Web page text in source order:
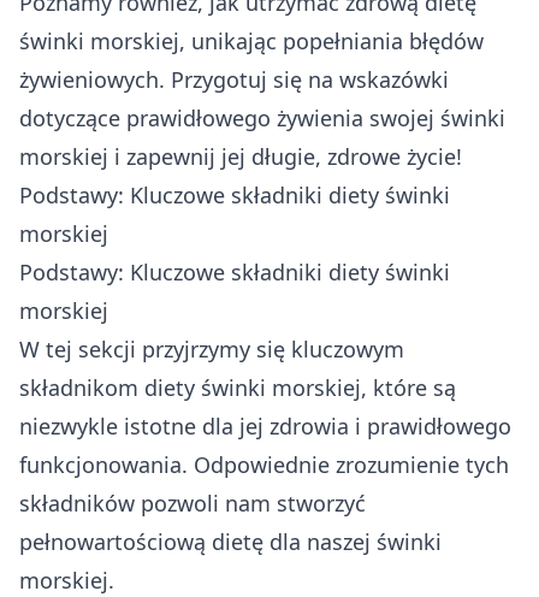
świnki morskiej, unikając popełniania błędów
żywieniowych. Przygotuj się na wskazówki
dotyczące prawidłowego żywienia swojej świnki
morskiej i zapewnij jej długie, zdrowe życie!
Podstawy: Kluczowe składniki diety świnki
morskiej
Podstawy: Kluczowe składniki diety świnki
morskiej
W tej sekcji przyjrzymy się kluczowym
składnikom diety świnki morskiej, które są
niezwykle istotne dla jej zdrowia i prawidłowego
funkcjonowania. Odpowiednie zrozumienie tych
składników pozwoli nam stworzyć
pełnowartościową dietę dla naszej świnki
morskiej.